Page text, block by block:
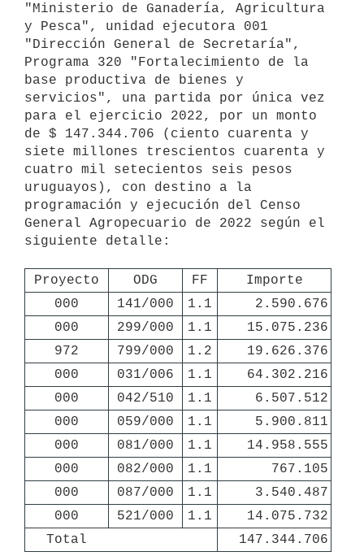
"Ministerio de Ganadería, Agricultura
y Pesca", unidad ejecutora 001
"Dirección General de Secretaría",
Programa 320 "Fortalecimiento de la
base productiva de bienes y
servicios", una partida por única vez
para el ejercicio 2022, por un monto
de $ 147.344.706 (ciento cuarenta y
siete millones trescientos cuarenta y
cuatro mil setecientos seis pesos
uruguayos), con destino a la
programación y ejecución del Censo
General Agropecuario de 2022 según el
siguiente detalle:
Proyecto ODG FF
Importe
000
141/000 1.1
2.590.676
000
299/000 1.1
15.075.236
972
799/000 1.2
19.626.376
000
031/006 1.1
64.302.216
000
042/510 1.1
6.507.512
000
059/000 1.1
5.900.811
000
081/000 1.1
14.958.555
000
082/000 1.1
767.105
000
087/000 1.1
3.540.487
000
521/000 1.1
14.075.732
Total
147.344.706